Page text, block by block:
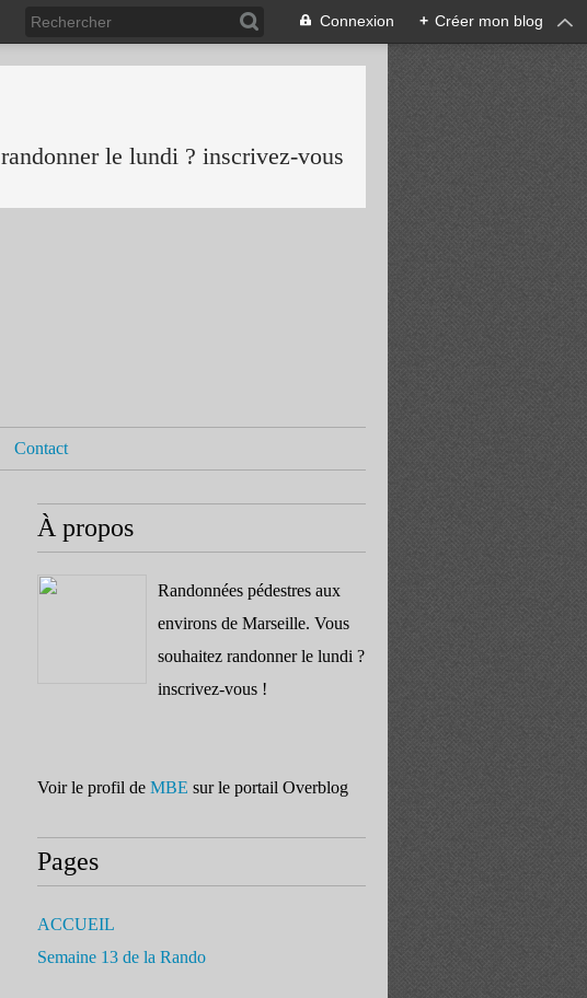
Connexion + Créer mon blog
le lundi ? inscrivez-vous
Contact
À propos
Randonnées pédestres aux
environs de Marseille. Vous
souhaitez randonner le lundi ?
inscrivez-vous !
Voir le profil de MBE sur le portail Overblog
Pages
ACCUEIL
Semaine 13 de la Rando